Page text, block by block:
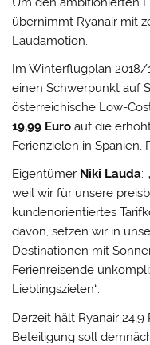
übernimmt Ryanair mit
Laudamotion.
Im Winterflugplan 2018/
einen Schwerpunkt auf
österreichische Low-
19,99 Euro auf die
Ferienzielen in Spanien,
Eigentümer Niki Lauda:
weil wir für unsere
kundenorientiertes
davon, setzen wir in
Destinationen mit
Ferienreisende
Lieblingszielen“.
Derzeit hält Ryanair
Beteiligung soll